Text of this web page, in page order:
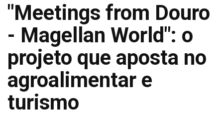
"Meetings from Douro
- Magellan World": o
projeto que aposta no
agroalimentar e
turismo